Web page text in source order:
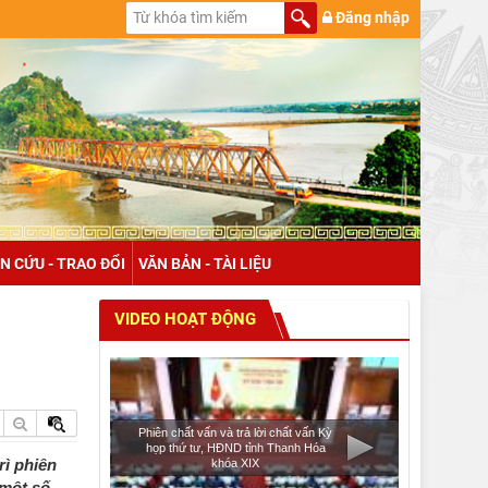
Đăng nhập
CỨU - TRAO ĐỔI VĂN BẢN - TÀI LIỆU
phiên
VIDEO HOẠT ĐỘNG
Phiên chất vấn và trả lời chất vấn Kỳ
họp thứ tư, HĐND tỉnh Thanh Hóa
khóa XIX